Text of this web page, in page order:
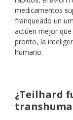
medicamentos
franqueado un
actúen mejor
pronto, la
humano.
¿Teilhard